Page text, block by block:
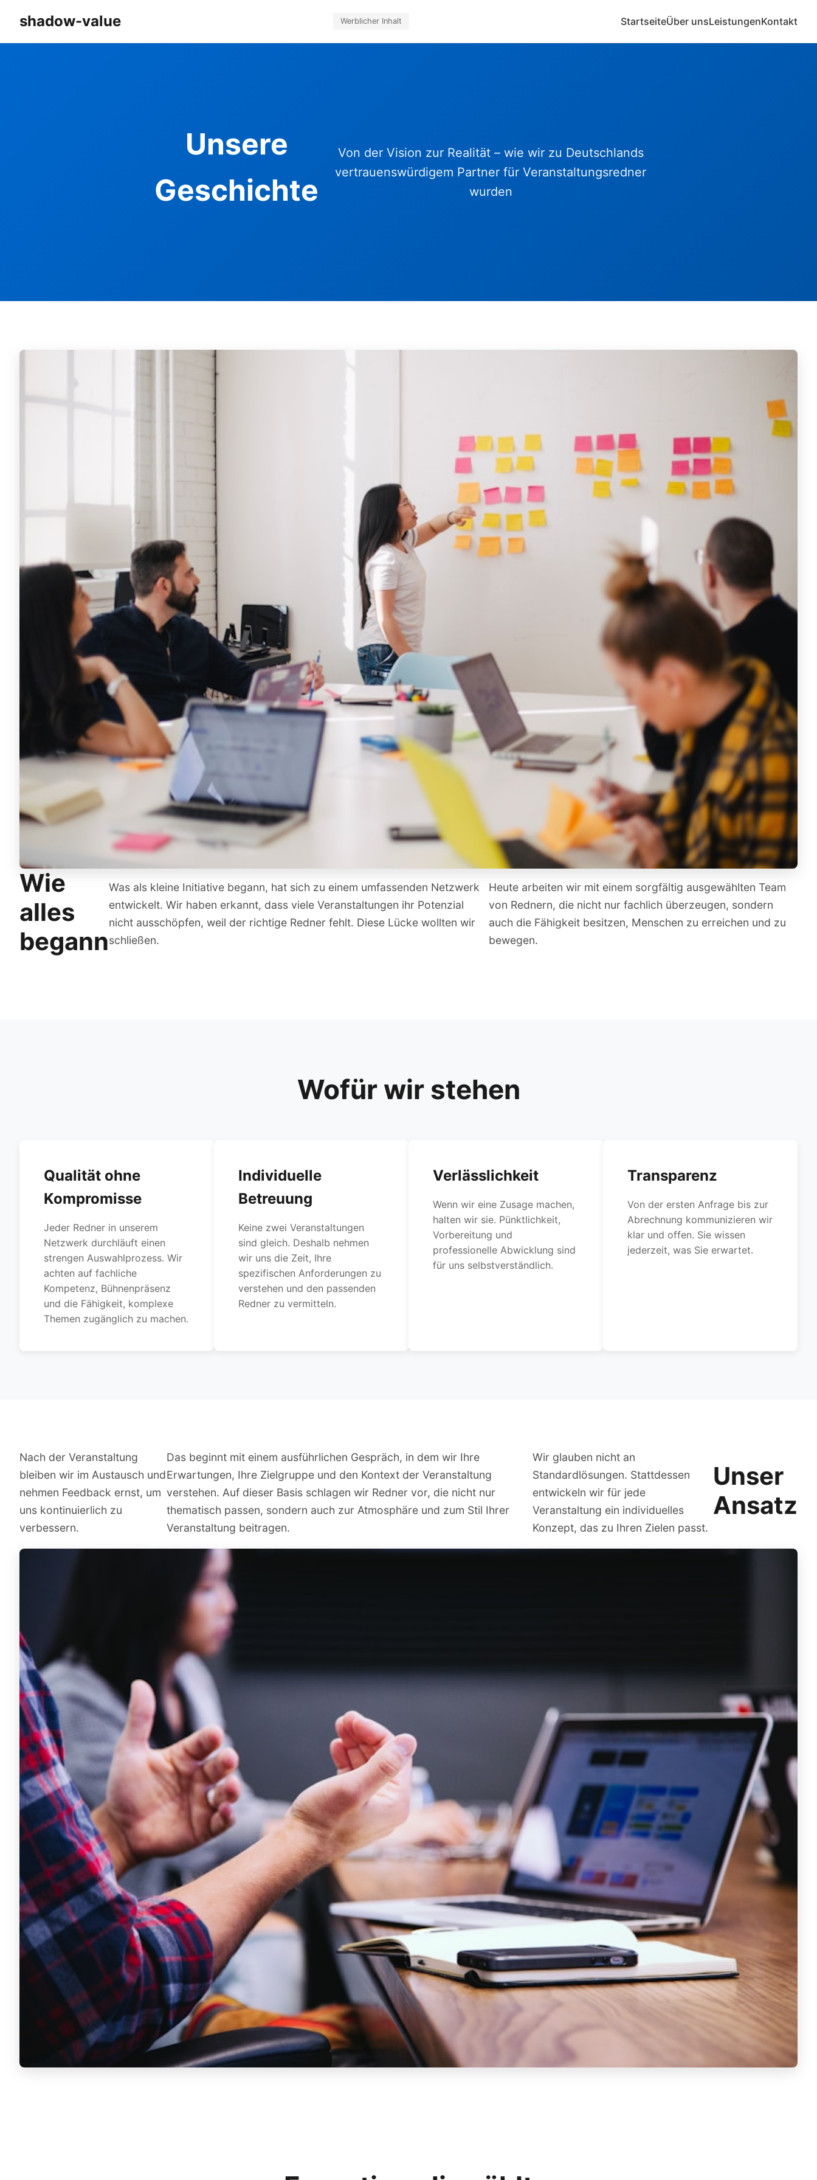
shadow-value Werblicher Inhalt StartseiteÜber unsLeistungenKontakt
Unsere
Geschichte
Von der Vision zur Realität – wie wir zu Deutschlands
vertrauenswürdigem Partner für Veranstaltungsredner
wurden
Wie
alles
begann
Was als kleine Initiative begann, hat sich zu einem umfassenden Netzwerk
entwickelt. Wir haben erkannt, dass viele Veranstaltungen ihr Potenzial
nicht ausschöpfen, weil der richtige Redner fehlt. Diese Lücke wollten wir
schließen.
Heute arbeiten wir mit einem sorgfältig ausgewählten Team
von Rednern, die nicht nur fachlich überzeugen, sondern
auch die Fähigkeit besitzen, Menschen zu erreichen und zu
bewegen.
Wofür wir stehen
Qualität ohne
Kompromisse
Jeder Redner in unserem
Netzwerk durchläuft einen
strengen Auswahlprozess. Wir
achten auf fachliche
Kompetenz, Bühnenpräsenz
und die Fähigkeit, komplexe
Themen zugänglich zu machen.
Individuelle
Betreuung
Keine zwei Veranstaltungen
sind gleich. Deshalb nehmen
wir uns die Zeit, Ihre
spezifischen Anforderungen zu
verstehen und den passenden
Redner zu vermitteln.
Verlässlichkeit
Wenn wir eine Zusage machen,
halten wir sie. Pünktlichkeit,
Vorbereitung und
professionelle Abwicklung sind
für uns selbstverständlich.
Transparenz
Von der ersten Anfrage bis zur
Abrechnung kommunizieren wir
klar und offen. Sie wissen
jederzeit, was Sie erwartet.
Unser
Ansatz
Wir glauben nicht an
Standardlösungen. Stattdessen
entwickeln wir für jede
Veranstaltung ein individuelles
Konzept, das zu Ihren Zielen passt.
Das beginnt mit einem ausführlichen Gespräch, in dem wir Ihre
Erwartungen, Ihre Zielgruppe und den Kontext der Veranstaltung
verstehen. Auf dieser Basis schlagen wir Redner vor, die nicht nur
thematisch passen, sondern auch zur Atmosphäre und zum Stil Ihrer
Veranstaltung beitragen.
Nach der Veranstaltung
bleiben wir im Austausch und
nehmen Feedback ernst, um
uns kontinuierlich zu
verbessern.